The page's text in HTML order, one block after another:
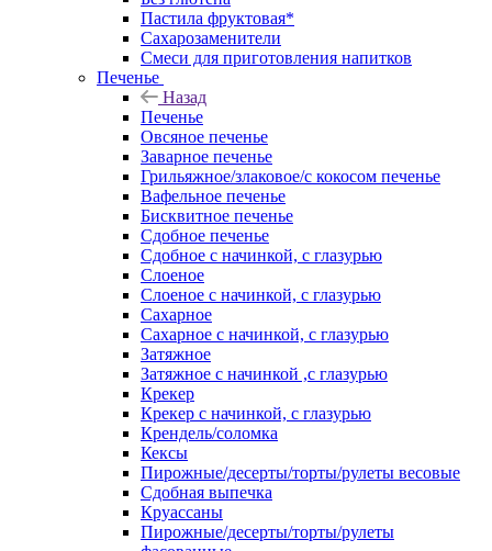
Пастила фруктовая*
Сахарозаменители
Смеси для приготовления напитков
Печенье
Назад
Печенье
Овсяное печенье
Заварное печенье
Грильяжное/злаковое/с кокосом печенье
Вафельное печенье
Бисквитное печенье
Сдобное печенье
Сдобное с начинкой, с глазурью
Слоеное
Слоеное с начинкой, с глазурью
Сахарное
Сахарное с начинкой, с глазурью
Затяжное
Затяжное с начинкой ,с глазурью
Крекер
Крекер с начинкой, с глазурью
Крендель/соломка
Кексы
Пирожные/десерты/торты/рулеты весовые
Сдобная выпечка
Круассаны
Пирожные/десерты/торты/рулеты